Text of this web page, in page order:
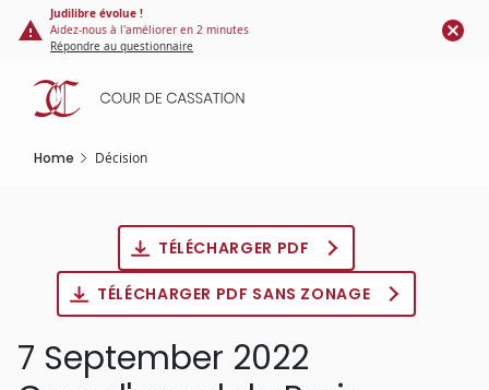
Cookies management panel
content
Judilibre évolue !
Aidez-nous à l'améliorer en 2 minutes
Répondre au questionnaire
Home Décision
TÉLÉCHARGER PDF
TÉLÉCHARGER PDF SANS ZONAGE
7 September 2022